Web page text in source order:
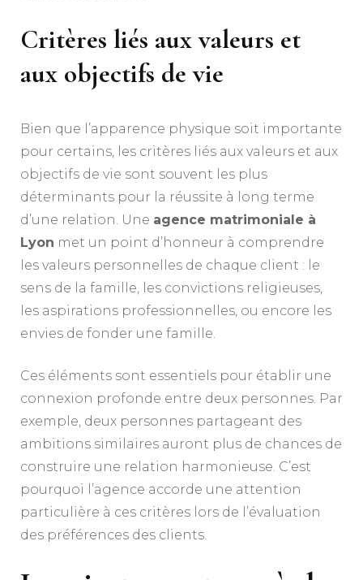
Critères liés aux valeurs et
aux objectifs de vie
Bien que l’apparence physique soit importante
pour certains, les critères liés aux valeurs et aux
objectifs de vie sont souvent les plus
déterminants pour la réussite à long terme
d’une relation. Une agence matrimoniale à
Lyon met un point d’honneur à comprendre
les valeurs personnelles de chaque client : le
sens de la famille, les convictions religieuses,
les aspirations professionnelles, ou encore les
envies de fonder une famille.
Ces éléments sont essentiels pour établir une
connexion profonde entre deux personnes. Par
exemple, deux personnes partageant des
ambitions similaires auront plus de chances de
construire une relation harmonieuse. C’est
pourquoi l’agence accorde une attention
particulière à ces critères lors de l’évaluation
des préférences des clients.